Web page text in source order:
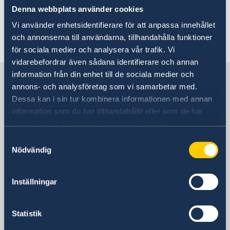
Denna webbplats använder cookies
Vi använder enhetsidentifierare för att anpassa innehållet
och annonserna till användarna, tillhandahålla funktioner
för sociala medier och analysera vår trafik. Vi
vidarebefordrar även sådana identifierare och annan
information från din enhet till de sociala medier och
annons- och analysföretag som vi samarbetar med.
Dessa kan i sin tur kombinera informationen med annan
information som du har tillhandahållit eller som de har
Nödvändig
Inställningar
Statistik
appointment will be informed by e-mail.
Senast uppdaterad 19 feb. 2018, 19.53
Sverige i Kazakstan
Sveriges ambassad
Astana Tower 17th floor
Embassy of Sweden
12 Samal Microdistrict